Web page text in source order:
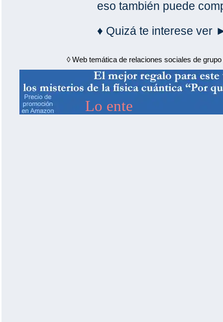
eso también puede
♦ Quizá te interese ver
◊ Web temática de relaciones sociales de